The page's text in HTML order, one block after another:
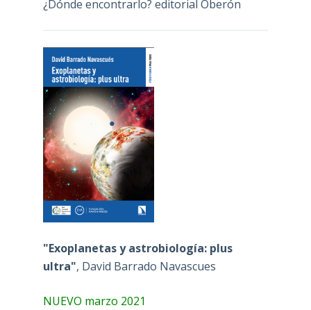
¿Dónde encontrarlo? editorial Oberón
"Exoplanetas y astrobiología: plus
ultra", David Barrado Navascues
NUEVO marzo 2021